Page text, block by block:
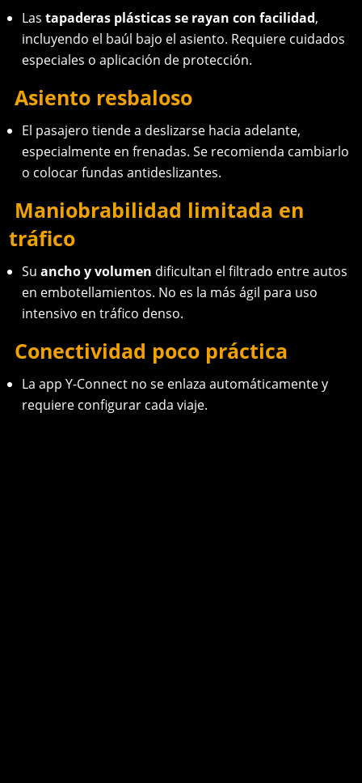
Lastapaderas plásticas se rayan con facilidad,
incluyendo el baúl bajo el asiento. Requiere cuidados
especiales o aplicación de protección.
Asiento resbaloso
El pasajero tiende a deslizarse hacia adelante,
especialmente en frenadas. Se recomienda cambiarlo
o colocar fundas antideslizantes.
Maniobrabilidad limitada en
tráfico
Suancho y volumen dificultan el filtrado entre autos
en embotellamientos. No es la más ágil para uso
intensivo en tráfico denso.
Conectividad poco práctica
La app Y-Connect no se enlaza automáticamente y
requiere configurar cada viaje.